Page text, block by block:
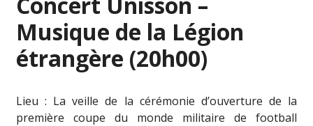
Musique de la Légion
étrangère (20h00)
Lieu : La veille de la cérémonie d’ouverture de la
première coupe du monde militaire de football